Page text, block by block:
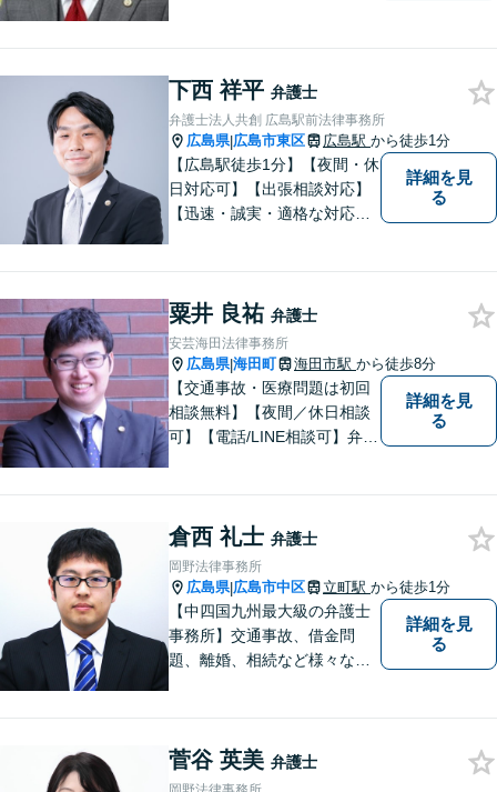
個人様・法人様の問題に幅広
く対応しています。
下西 祥平 弁護士
弁護士法人共創 広島駅前法律事務所
広島県|広島市東区 広島駅 から徒歩1分
【広島駅徒歩1分】【夜間・休
日対応可】【出張相談対応】
【迅速・誠実・適格な対応】
重視しています。また、弊事
務所は迅速な対応・回答を最
優先にしています。
詳細を見
る
粟井 良祐 弁護士
安芸海田法律事務所
広島県|海田町 海田市駅 から徒歩8分
【交通事故・医療問題は初回
相談無料】【夜間／休日相談
可】【電話/LINE相談可】弁護
ている方は、すぐに弁護士に
ご相談ください。【JR海田市
駅から徒歩9分】
詳細を見
る
倉西 礼士 弁護士
岡野法律事務所
広島県|広島市中区 立町駅 から徒歩1分
【中四国九州最大級の弁護士
事務所】交通事故、借金問
題、離婚、相続など様々な問
い！
詳細を見
る
菅谷 英美 弁護士